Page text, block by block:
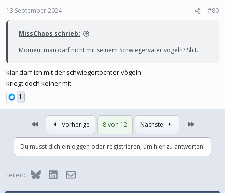
13 September 2024 #80
MissChaos schrieb:
Moment man darf nicht mit seinem Schwiegervater vögeln? Shit.
klar darf ich mit der schwiegertochter vögeln
kriegt doch keiner mit
1
Erste Vorherige 8 von 12 Nächste Letzte
Du musst dich einloggen oder registrieren, um hier zu antworten.
Teilen: BlueskyLinkedInE-Mail